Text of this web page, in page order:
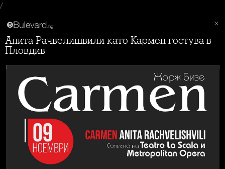
/
Анита Рачвелишвили като Кармен гостува в
Пловдив